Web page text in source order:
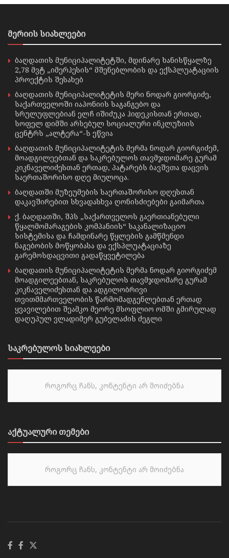
მერიის სიახლეები
ბაღდათის მუნიციპალიტეტში, მდინარე ხანისწყალზე
2,78 მვტ „იმერჰესის“ მშენებლობის და ექსპლუატაციის
პროექტის შესახებ
ბაღდათის მუნიციპალიტეტის მერი ნოდარ გიორგიძე,
საქართველოში იაპონიის საგანგებო და
სრულუფლებიან ელჩ იშიძუკა ჰიდეკისთან ერთად,
სოფელ დიმში არსებულ სოციალური ინკლუზიის
ცენტრს „ალტერა“-ს ეწვია
ბაღდათის მუნიციპალიტეტის მერმა ნოდარ გიორგიძემ,
მოადგილეებთან და საკრებულოს თავმჯდომარე გურამ
კიკნაველიძესთან ერთად, პატარებს ბავშვთა დაცვის
საერთაშორისო დღე მიულოცა.
ბაღდათში მუზეუმების საერთაშორისო დღესთან
დაკავშირებით სხვადასხვა ღონისძიებები გაიმართა
ქ. ბაღდათში, შპს „საქართველოს გაერთიანებული
წყალმომარაგების კომპანიის“ საკანალიზაციო
სისტემისა და ჩამდინარე წყლების გამწმენდი
ნაგებობის მოწყობასა და ექსპლუატაციაზე
გარემოსდაცვითი გადაწყვეტილება
ბაღდათის მუნიციპალიტეტის მერმა ნოდარ გიორგიძემ
მოადგილეებთან, საკრებულოს თავმჯდომარე გურამ
კიკნაველიძესთან და ადგილობრივი
თვითმმართველობის წარმომადგენლებთან ერთად
ყვავილებით შეამკო მეორე მსოფლიო ომში გმირულად
დაღუპულ ვლადიმერ გუბელაძის ძეგლი
საკრებულოს სიახლეები
როგორც ჩანს, კონტენტი არ მოიძებნა
აქტუალური თემები
როგორც ჩანს, კონტენტი არ მოიძებნა